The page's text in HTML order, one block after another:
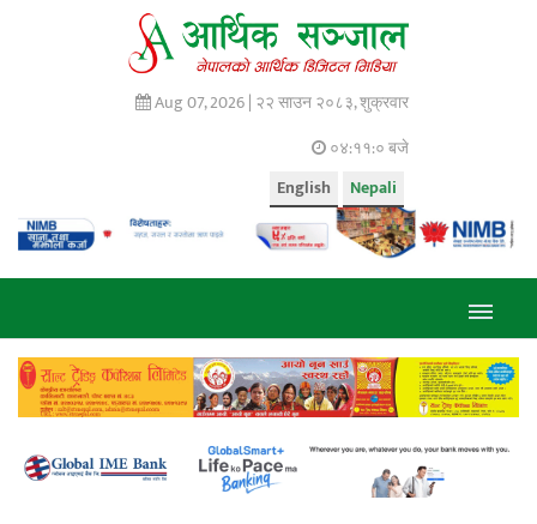
Aug 07, 2026 | २२ साउन २०८३, शुक्रवार
०४:११:० बजे
Nepali
English